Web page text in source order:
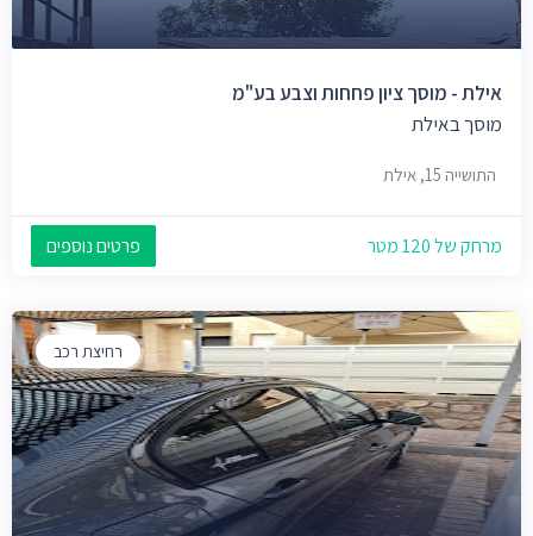
אילת - מוסך ציון פחחות וצבע בע"מ
מוסך באילת
התושייה 15, אילת
מרחק של 120 מטר פרטים נוספים
רחיצת רכב